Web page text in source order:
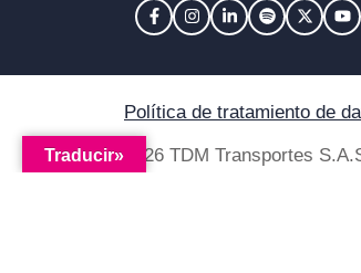
Política de tratamiento de
2026 TDM Transportes
Traducir»